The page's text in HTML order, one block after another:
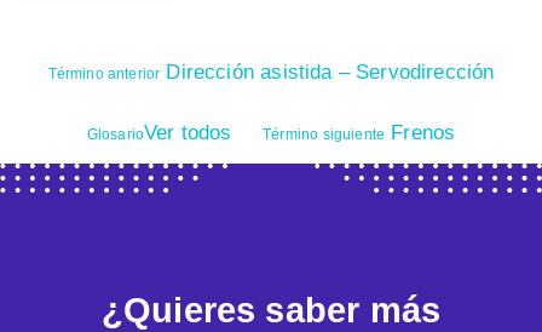
Término anterior Dirección asistida – Servodirección
GlosarioVer todos Término siguiente Frenos
¿Quieres saber más